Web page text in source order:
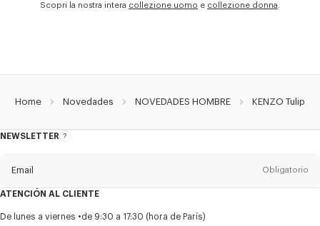
Scopri la nostra intera collezione uomo e collezione donna
Home Novedades NOVEDADES HOMBRE KENZO Tulip
NEWSLETTER
Acerca
Email Obligatorio
TítuloObligatorio
ATENCIÓN AL CLIENTE
De lunes a viernes de 9:30 a 17:30 (hora de París)